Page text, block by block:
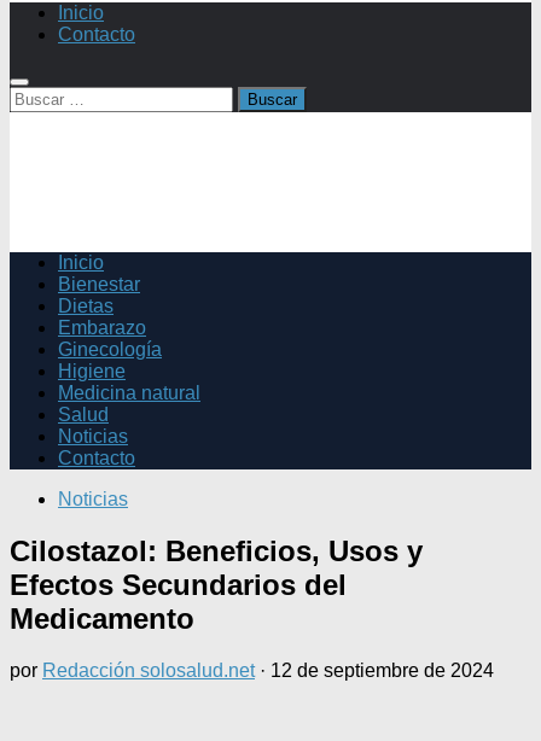
Inicio
Contacto
Buscar:
Inicio
Bienestar
Dietas
Embarazo
Ginecología
Higiene
Medicina natural
Salud
Noticias
Contacto
Noticias
Cilostazol: Beneficios, Usos y
Efectos Secundarios del
Medicamento
por Redacción solosalud.net · 12 de septiembre de 2024